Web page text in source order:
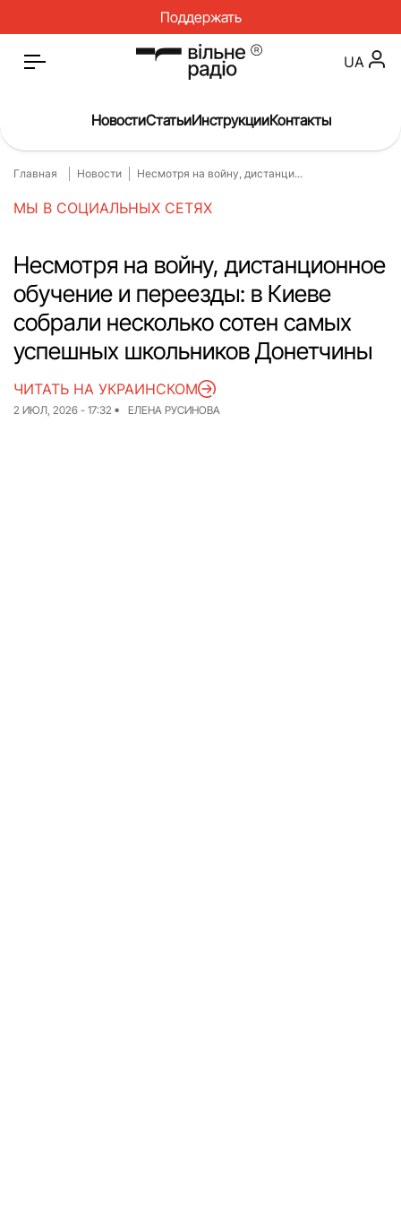
Поддержать
Главная
Новости
О нас
Инструкции
Спорт
Интервью
Досье
Репортаж
Блог
Проекты
Спецпроекты
Архив проектов
UA
НовостиСтатьиИнструкцииКонтакты
Главная Новости Несмотря на войну, дистанци...
МЫ В СОЦИАЛЬНЫХ СЕТЯХ
Несмотря на войну, дистанционное
обучение и переезды: в Киеве
собрали несколько сотен самых
успешных школьников Донетчины
2 ИЮЛ, 2026 - 17:32 ЕЛЕНА РУСИНОВА
ЧИТАТЬ НА УКРАИНСКОМ